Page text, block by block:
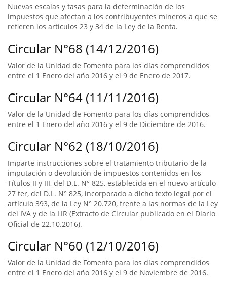
Nuevas escalas y tasas para la determinación de los
impuestos que afectan a los contribuyentes mineros a que se
refieren los artículos 23 y 34 de la Ley de la Renta.
Circular N°68 (14/12/2016)
Valor de la Unidad de Fomento para los días comprendidos
entre el 1 Enero del año 2016 y el 9 de Enero de 2017.
Circular N°64 (11/11/2016)
Valor de la Unidad de Fomento para los días comprendidos
entre el 1 Enero del año 2016 y el 9 de Diciembre de 2016.
Circular N°62 (18/10/2016)
Imparte instrucciones sobre el tratamiento tributario de la
imputación o devolución de impuestos contenidos en los
Títulos II y III, del D.L. N° 825, establecida en el nuevo artículo
27 ter, del D.L. N° 825, incorporado a dicho texto legal por el
artículo 393, de la Ley N° 20.720, frente a las normas de la Ley
del IVA y de la LIR (Extracto de Circular publicado en el Diario
Oficial de 22.10.2016).
Circular N°60 (12/10/2016)
Valor de la Unidad de Fomento para los días comprendidos
entre el 1 Enero del año 2016 y el 9 de Noviembre de 2016.